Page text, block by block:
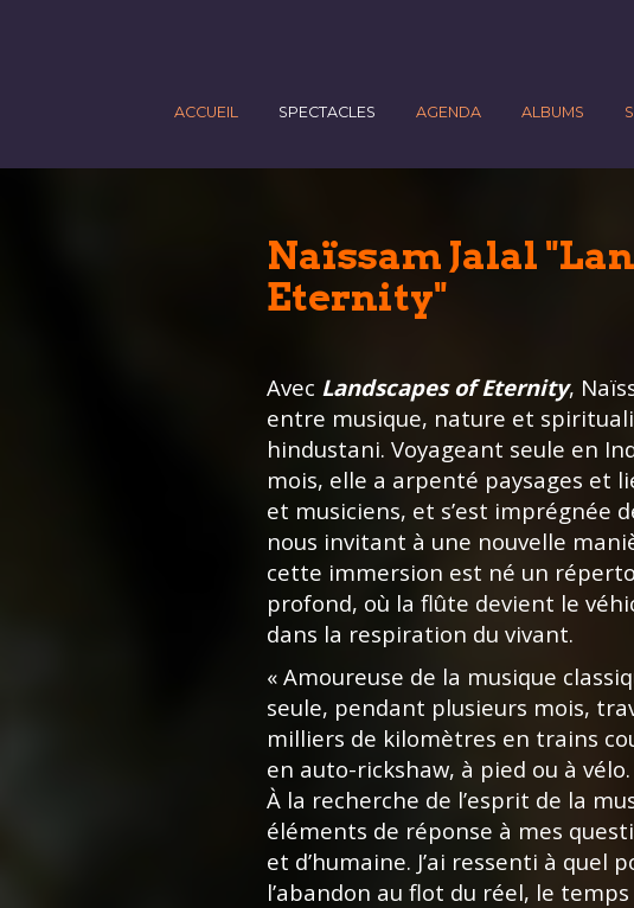
ACCUEIL SPECTACLES AGENDA ALBUMS
Naïssam Jalal
Eternity"
Avec Landscapes of Eternity,
entre musique, nature et
hindustani. Voyageant seule en
mois, elle a arpenté paysages et
et musiciens, et s’est imprégnée
nous invitant à une nouvelle
cette immersion est né un
profond, où la flûte devient le
dans la respiration du vivant.
« Amoureuse de la musique
seule, pendant plusieurs mois,
milliers de kilomètres en trains
en auto-rickshaw, à pied ou à vélo.
À la recherche de l’esprit de la
éléments de réponse à mes
et d’humaine. J’ai ressenti à
l’abandon au flot du réel, le